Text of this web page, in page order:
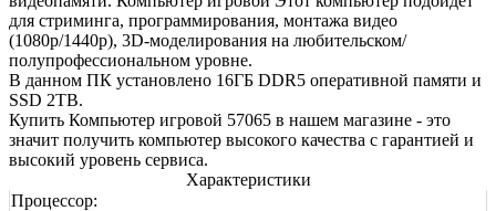
для стриминга, программирования, монтажа видео
(1080р/1440р), 3D-моделирования на любительском/
полупрофессиональном уровне.
В данном ПК установлено 16ГБ DDR5 оперативной памяти и
SSD 2TB.
Купить Компьютер игровой 57065 в нашем магазине - это
значит получить компьютер высокого качества с гарантией и
высокий уровень сервиса.
Характеристики
Процессор: